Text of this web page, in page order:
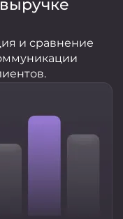
и сравнение